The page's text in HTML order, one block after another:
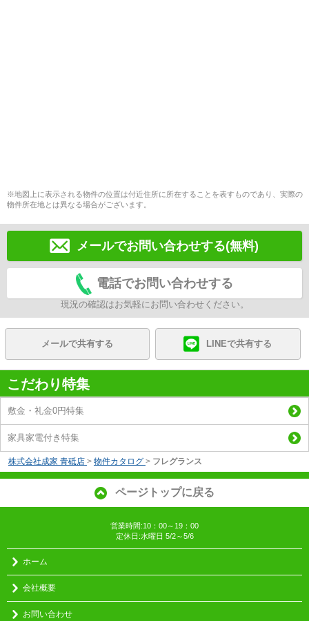
※地図上に表示される物件の位置は付近住所に所在することを表すものであり、実際の
物件所在地とは異なる場合がございます。
メールでお問い合わせする(無料)
電話でお問い合わせする
現況の確認はお気軽にお問い合わせください。
メールで共有する LINEで共有する
こだわり特集
敷金・礼金0円特集
家具家電付き特集
株式会社成家 青砥店 > 物件カタログ > フレグランス
ページトップに戻る
営業時間:10：00～19：00
定休日:水曜日 5/2～5/6
ホーム
会社概要
お問い合わせ